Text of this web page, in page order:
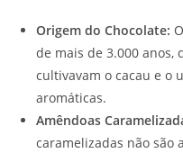
Origem do Chocolate:
de mais de 3.000 anos,
cultivavam o cacau e o
aromáticas.
Amêndoas
caramelizadas não são